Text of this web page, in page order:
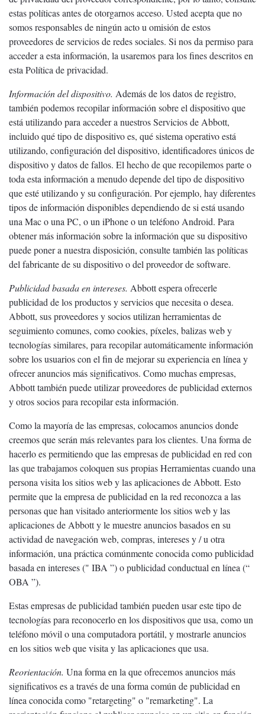
estas políticas antes de otorgarnos acceso. Usted acepta que no
somos responsables de ningún acto u omisión de estos
proveedores de servicios de redes sociales. Si nos da permiso para
acceder a esta información, la usaremos para los fines descritos en
esta Política de privacidad.
Información del dispositivo. Además de los datos de registro,
también podemos recopilar información sobre el dispositivo que
está utilizando para acceder a nuestros Servicios de Abbott,
incluido qué tipo de dispositivo es, qué sistema operativo está
utilizando, configuración del dispositivo, identificadores únicos de
dispositivo y datos de fallos. El hecho de que recopilemos parte o
toda esta información a menudo depende del tipo de dispositivo
que esté utilizando y su configuración. Por ejemplo, hay diferentes
tipos de información disponibles dependiendo de si está usando
una Mac o una PC, o un iPhone o un teléfono Android. Para
obtener más información sobre la información que su dispositivo
puede poner a nuestra disposición, consulte también las políticas
del fabricante de su dispositivo o del proveedor de software.
Publicidad basada en intereses. Abbott espera ofrecerle
publicidad de los productos y servicios que necesita o desea.
Abbott, sus proveedores y socios utilizan herramientas de
seguimiento comunes, como cookies, píxeles, balizas web y
tecnologías similares, para recopilar automáticamente información
sobre los usuarios con el fin de mejorar su experiencia en línea y
ofrecer anuncios más significativos. Como muchas empresas,
Abbott también puede utilizar proveedores de publicidad externos
y otros socios para recopilar esta información.
Como la mayoría de las empresas, colocamos anuncios donde
creemos que serán más relevantes para los clientes. Una forma de
hacerlo es permitiendo que las empresas de publicidad en red con
las que trabajamos coloquen sus propias Herramientas cuando una
persona visita los sitios web y las aplicaciones de Abbott. Esto
permite que la empresa de publicidad en la red reconozca a las
personas que han visitado anteriormente los sitios web y las
aplicaciones de Abbott y le muestre anuncios basados ​​en su
actividad de navegación web, compras, intereses y / u otra
información, una práctica comúnmente conocida como publicidad
basada en intereses (" IBA ”) o publicidad conductual en línea (“
OBA ”).
Estas empresas de publicidad también pueden usar este tipo de
tecnologías para reconocerlo en los dispositivos que usa, como un
teléfono móvil o una computadora portátil, y mostrarle anuncios
en los sitios web que visita y las aplicaciones que usa.
Reorientación. Una forma en la que ofrecemos anuncios más
significativos es a través de una forma común de publicidad en
línea conocida como "retargeting" o "remarketing". La